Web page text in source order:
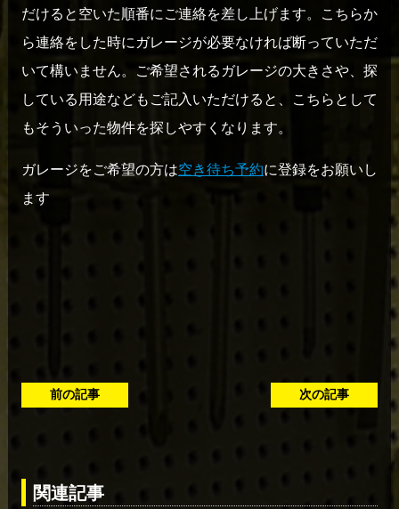
だけると空いた順番にご連絡を差し上げます。こちらか
ら連絡をした時にガレージが必要なければ断っていただ
いて構いません。ご希望されるガレージの大きさや、探
している用途などもご記入いただけると、こちらとして
もそういった物件を探しやすくなります。
ガレージをご希望の方は空き待ち予約に登録をお願いし
ます
前の記事 次の記事
関連記事